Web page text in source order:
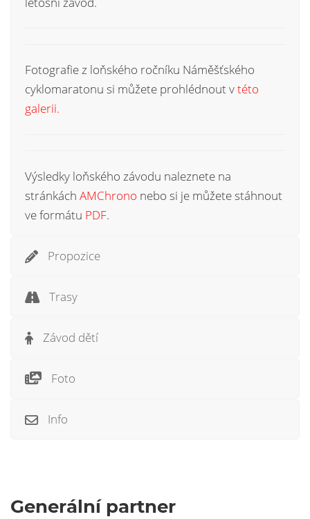
Fotografie z loňského ročníku Náměšťského
cyklomaratonu si můžete prohlédnout vtéto
galerii.
Výsledky loňského závodu naleznete na
stránkách AMChrono nebo si je můžete stáhnout
ve formátu PDF.
Propozice
Trasy
Závod dětí
Foto
Info
Generální partner